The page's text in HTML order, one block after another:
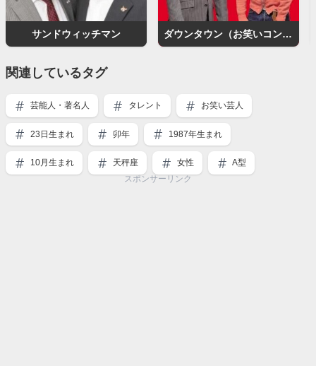
サンドウィッチマン ダウンタウン（お笑いコンビ）
関連しているタグ
芸能人・著名人 タレント お笑い芸人
23日生まれ 卯年 1987年生まれ
10月生まれ 天秤座 女性
A型
スポンサーリンク